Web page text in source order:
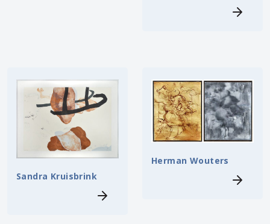
Sandra Kruisbrink
Herman Wouters